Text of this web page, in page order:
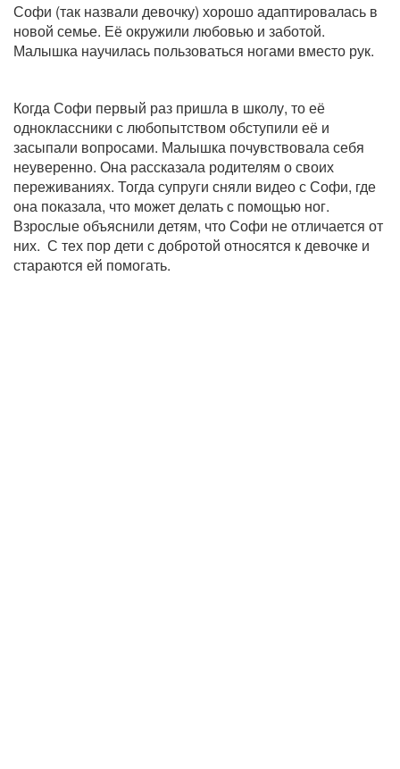
Софи (так назвали девочку) хорошо адаптировалась в
новой семье. Её окружили любовью и заботой.
Малышка научилась пользоваться ногами вместо рук.
Когда Софи первый раз пришла в школу, то её
одноклассники с любопытством обступили её и
засыпали вопросами. Малышка почувствовала себя
неуверенно. Она рассказала родителям о своих
переживаниях. Тогда супруги сняли видео с Софи, где
она показала, что может делать с помощью ног.
Взрослые объяснили детям, что Софи не отличается от
них. С тех пор дети с добротой относятся к девочке и
стараются ей помогать.